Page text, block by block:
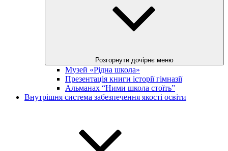
Розгорнути дочірнє меню
Музей «Рідна школа»
Презентація книги історії гімназії
Альманах “Ними школа стоїть”
Внутрішня система забезпечення якості освіти